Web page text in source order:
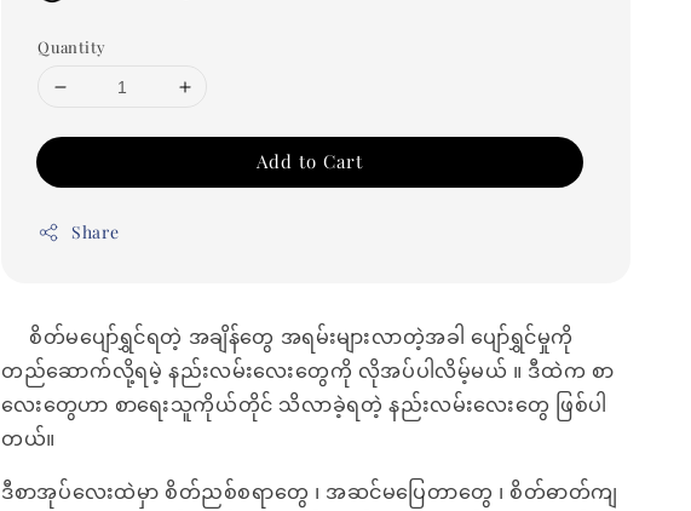
Quantity
Add to Cart
Share
စိတ်မပျော်ရွှင်ရတဲ့ အချိန်တွေ အရမ်းများလာတဲ့အခါ ပျော်ရွှင်မှုကို
တည်ဆောက်လို့ရမဲ့ နည်းလမ်းလေးတွေကို လိုအပ်ပါလိမ့်မယ် ။ ဒီထဲက စာ
လေးတွေဟာ စာရေးသူကိုယ်တိုင် သိလာခဲ့ရတဲ့ နည်းလမ်းလေးတွေ ဖြစ်ပါ
တယ်။
ဒီစာအုပ်လေးထဲမှာ စိတ်ညစ်စရာ‌တွေ ၊ အဆင်မပြေတာတွေ ၊ စိတ်ဓာတ်ကျ